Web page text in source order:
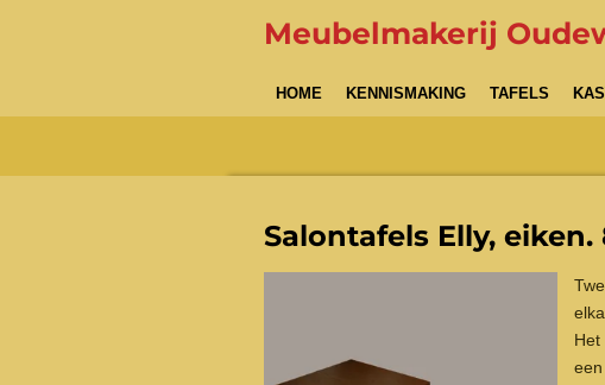
Meubelmakerij
HOME KENNISMAKING TAFELS
Salontafels Elly,
Het